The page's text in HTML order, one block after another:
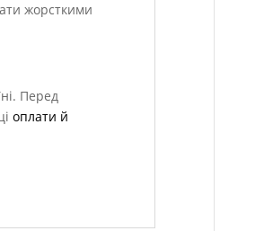
жорсткими
Перед
оплати й